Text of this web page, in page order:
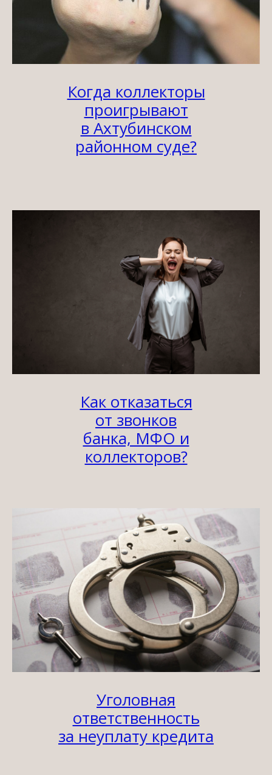
Когда коллекторы
проигрывают
в Ахтубинском
районном суде?
Как отказаться
от звонков
банка, МФО и
коллекторов?
Уголовная
ответственность
за неуплату кредита